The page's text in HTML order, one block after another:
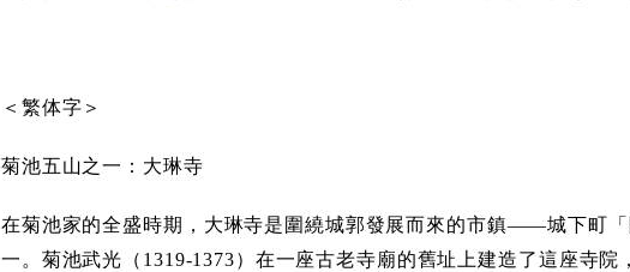
＜繁体字＞
菊池五山之一：大琳寺
在菊池家的全盛時期，大琳寺是圍繞城郭發展而來的市鎮——城下町
一。菊池武光（1319-1373）在一座古老寺廟的舊址上建造了這座寺院